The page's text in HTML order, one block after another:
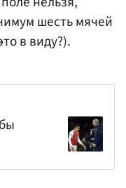
шесть мячей
в виду?).